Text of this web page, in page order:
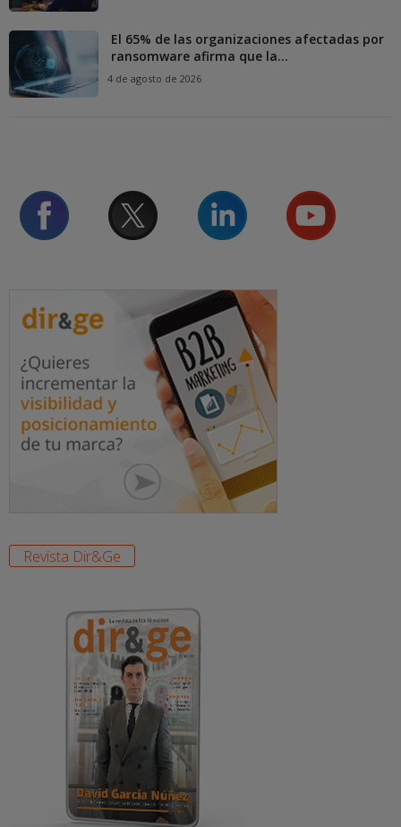
El 65% de las organizaciones afectadas por
ransomware afirma que la...
4 de agosto de 2026
Revista Dir&Ge